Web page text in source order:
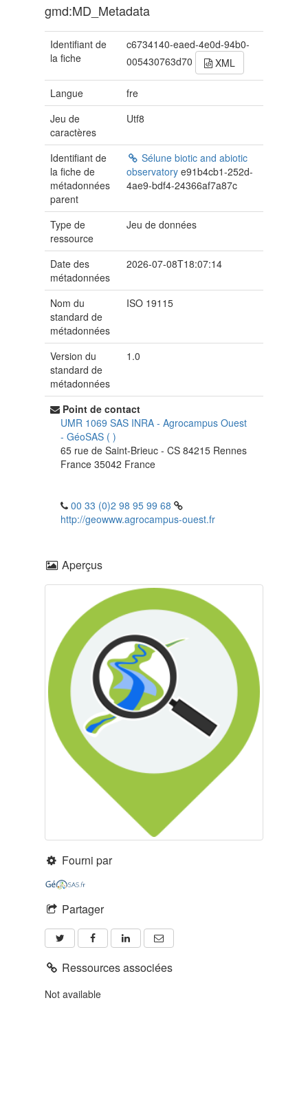
gmd:MD_Metadata
Identifiant de
la fiche
c6734140-eaed-4e0d-94b0-
005430763d70
XML
Langue
fre
Jeu de
caractères
Utf8
Identifiant de
la fiche de
métadonnées
parent
Sélune biotic and abiotic
observatorye91b4cb1-252d-
4ae9-bdf4-24366af7a87c
Type de
ressource
Jeu de données
Date des
métadonnées
2026-07-08T18:07:14
Nom du
standard de
métadonnées
ISO 19115
Version du
standard de
métadonnées
1.0
Point de contact
UMR 1069 SAS INRA - Agrocampus Ouest
- GéoSAS ( )
65 rue de Saint-Brieuc - CS 84215 Rennes
France 35042 France
00 33 (0)2 98 95 99 68
http://geowww.agrocampus-ouest.fr
Aperçus
Fourni par
Partager
Ressources associées
Not available